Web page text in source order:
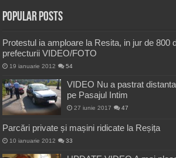
Popular Posts
Protestul ia amploare la Resita, in jur de 800
prefecturii VIDEO/FOTO
19 ianuarie 2012 54
VIDEO Nu a pastrat
pe Pasajul Intim
27 iunie 2017 47
Parcări private și mașini ridicate la Reșița
10 ianuarie 2012 33